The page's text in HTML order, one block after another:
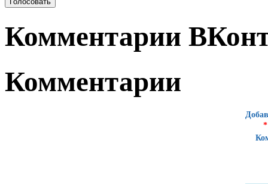
Комментарии
Комментарии
*